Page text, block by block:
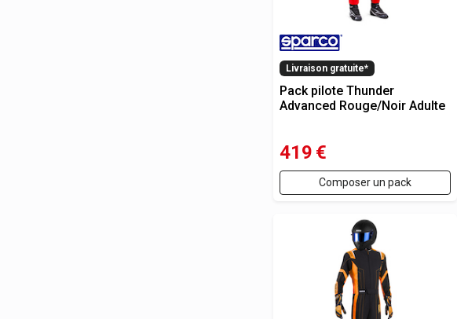
Livraison gratuite*
Pack pilote Thunder
Advanced Rouge/Noir Adulte
419 €
Composer un pack